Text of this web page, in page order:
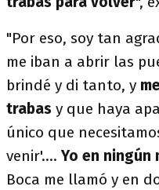
"Por eso, soy tan
me iban a abrir las
brindé y di tanto, y
trabas y que haya
único que
venir'.... Yo en ningún
Boca me llamó y en